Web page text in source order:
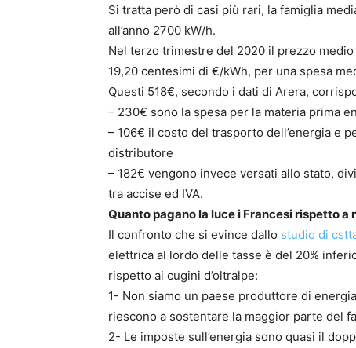
Si tratta però di casi più rari, la famiglia
all’anno 2700 kW/h.
Nel terzo trimestre del 2020 il prezzo
19,20 centesimi di €/kWh, per una spesa
Questi 518€, secondo i dati di Arera,
– 230€ sono la spesa per la materia prima
– 106€ il costo del trasporto dell’energia e
distributore
– 182€ vengono invece versati allo stato,
tra accise ed IVA.
Quanto pagano la luce i Francesi rispetto a
Il confronto che si evince dallo studio di
elettrica al lordo delle tasse è del 20%
rispetto ai cugini d’oltralpe:
1- Non siamo un paese produttore di
riescono a sostentare la maggior parte del
2- Le imposte sull’energia sono quasi il